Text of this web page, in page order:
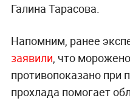
Галина Тарасова.
Напомним, ранее
заявили, что
противопоказано при
прохлада помогает